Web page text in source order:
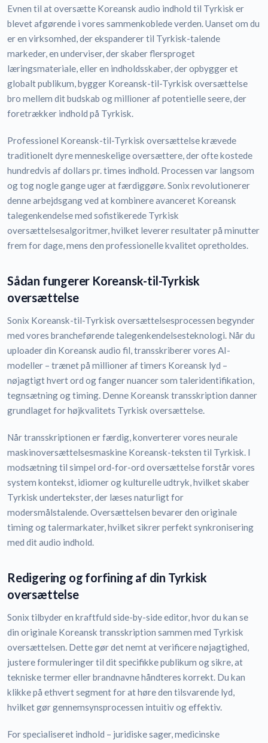
Evnen til at oversætte Koreansk audio indhold til Tyrkisk er
blevet afgørende i vores sammenkoblede verden. Uanset om du
er en virksomhed, der ekspanderer til Tyrkisk-talende
markeder, en underviser, der skaber flersproget
læringsmateriale, eller en indholdsskaber, der opbygger et
globalt publikum, bygger Koreansk-til-Tyrkisk oversættelse
bro mellem dit budskab og millioner af potentielle seere, der
foretrækker indhold på Tyrkisk.
Professionel Koreansk-til-Tyrkisk oversættelse krævede
traditionelt dyre menneskelige oversættere, der ofte kostede
hundredvis af dollars pr. times indhold. Processen var langsom
og tog nogle gange uger at færdiggøre. Sonix revolutionerer
denne arbejdsgang ved at kombinere avanceret Koreansk
talegenkendelse med sofistikerede Tyrkisk
oversættelsesalgoritmer, hvilket leverer resultater på minutter
frem for dage, mens den professionelle kvalitet opretholdes.
Sådan fungerer Koreansk-til-Tyrkisk
oversættelse
Sonix Koreansk-til-Tyrkisk oversættelsesprocessen begynder
med vores brancheførende talegenkendelsesteknologi. Når du
uploader din Koreansk audio fil, transskriberer vores AI-
modeller – trænet på millioner af timers Koreansk lyd –
nøjagtigt hvert ord og fanger nuancer som taleridentifikation,
tegnsætning og timing. Denne Koreansk transskription danner
grundlaget for højkvalitets Tyrkisk oversættelse.
Når transskriptionen er færdig, konverterer vores neurale
maskinoversættelsesmaskine Koreansk-teksten til Tyrkisk. I
modsætning til simpel ord-for-ord oversættelse forstår vores
system kontekst, idiomer og kulturelle udtryk, hvilket skaber
Tyrkisk undertekster, der læses naturligt for
modersmålstalende. Oversættelsen bevarer den originale
timing og talermarkater, hvilket sikrer perfekt synkronisering
med dit audio indhold.
Redigering og forfining af din Tyrkisk
oversættelse
Sonix tilbyder en kraftfuld side-by-side editor, hvor du kan se
din originale Koreansk transskription sammen med Tyrkisk
oversættelsen. Dette gør det nemt at verificere nøjagtighed,
justere formuleringer til dit specifikke publikum og sikre, at
tekniske termer eller brandnavne håndteres korrekt. Du kan
klikke på ethvert segment for at høre den tilsvarende lyd,
hvilket gør gennemsynsprocessen intuitiv og effektiv.
For specialiseret indhold – juridiske sager, medicinske